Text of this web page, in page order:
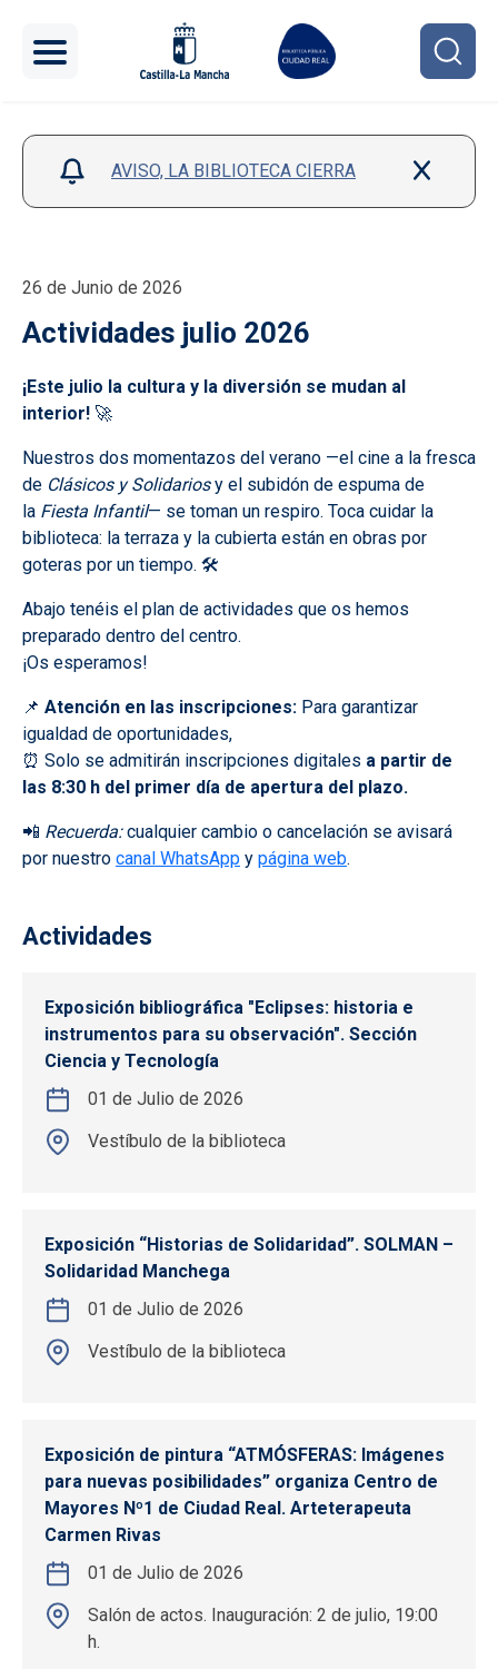
AVISO, LA BIBLIOTECA CIERRA
26 de Junio de 2026
Actividades julio 2026
¡Este julio la cultura y la diversión se mudan al
interior! 🚀
Nuestros dos momentazos del verano —el cine a la fresca
de Clásicos y Solidariosy el subidón de espuma de
la Fiesta Infantil— se toman un respiro. Toca cuidar la
biblioteca: la terraza y la cubierta están en obras por
goteras por un tiempo. 🛠️
Abajo tenéis el plan de actividades que os hemos
preparado dentro del centro.
¡Os esperamos!
📌 Atención en las inscripciones: Para garantizar
igualdad de oportunidades,
⏰ Solo se admitirán inscripciones digitales a partir de
las 8:30 h del primer día de apertura del plazo.
📲 Recuerda:cualquier cambio o cancelación se avisará
por nuestro canal WhatsApp y página web.
Actividades
Exposición bibliográfica "Eclipses: historia e
instrumentos para su observación". Sección
Ciencia y Tecnología
01 de Julio de 2026
Vestíbulo de la biblioteca
Exposición “Historias de Solidaridad”. SOLMAN –
Solidaridad Manchega
01 de Julio de 2026
Vestíbulo de la biblioteca
Exposición de pintura “ATMÓSFERAS: Imágenes
para nuevas posibilidades” organiza Centro de
Mayores Nº1 de Ciudad Real. Arteterapeuta
Carmen Rivas
01 de Julio de 2026
Salón de actos. Inauguración: 2 de julio, 19:00
h.